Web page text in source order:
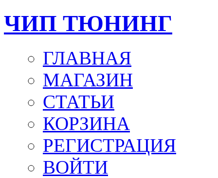
ЧИП ТЮНИНГ
ГЛАВНАЯ
МАГАЗИН
СТАТЬИ
КОРЗИНА
РЕГИСТРАЦИЯ
ВОЙТИ